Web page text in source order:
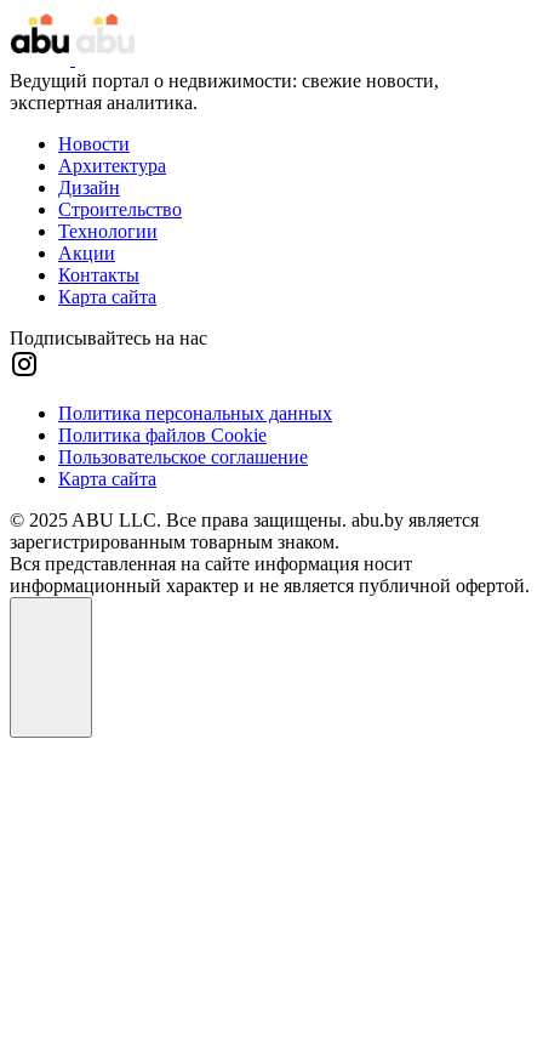
Ведущий портал о недвижимости: свежие новости,
экспертная аналитика.
Новости
Архитектура
Дизайн
Строительство
Технологии
Акции
Контакты
Карта сайта
Подписывайтесь на нас
Политика персональных данных
Политика файлов Cookie
Пользовательское соглашение
Карта сайта
© 2025 ABU LLC. Все права защищены. abu.by является
зарегистрированным товарным знаком.
Вся представленная на сайте информация носит
информационный характер и не является публичной офертой.